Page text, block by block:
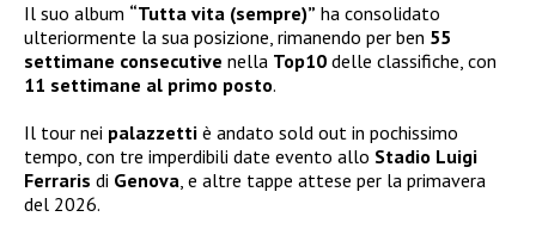
Il suo album “Tutta vita (sempre)” ha consolidato
ulteriormente la sua posizione, rimanendo per ben 55
settimane consecutive nella Top10 delle classifiche, con
11 settimane al primo posto.
Il tour nei palazzetti è andato sold out in pochissimo
tempo, con tre imperdibili date evento allo Stadio Luigi
Ferraris di Genova, e altre tappe attese per la primavera
del 2026.